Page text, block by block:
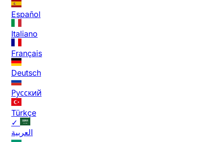
Español
Italiano
Français
Deutsch
Русский
Türkçe
✓
العربية